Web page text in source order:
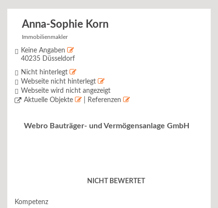
Anna-Sophie Korn
Immobilienmakler
Keine Angaben
40235 Düsseldorf
Nicht hinterlegt
Webseite nicht hinterlegt
Webseite wird nicht angezeigt
Aktuelle Objekte
| Referenzen
Webro Bauträger- und Vermögensanlage GmbH
NICHT BEWERTET
Kompetenz